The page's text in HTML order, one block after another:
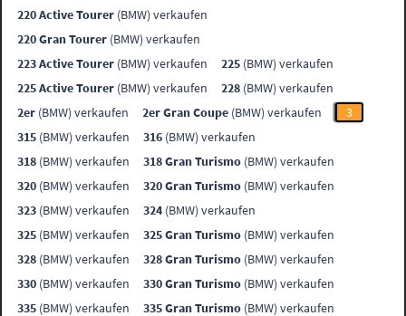
220 Active Tourer (BMW) verkaufen
220 Gran Tourer (BMW) verkaufen
223 Active Tourer (BMW) verkaufen 225 (BMW) verkaufen
225 Active Tourer (BMW) verkaufen 228 (BMW) verkaufen
2er (BMW) verkaufen 2er Gran Coupe (BMW) verkaufen
3
315 (BMW) verkaufen 316 (BMW) verkaufen
318 (BMW) verkaufen 318 Gran Turismo (BMW) verkaufen
320 (BMW) verkaufen 320 Gran Turismo (BMW) verkaufen
323 (BMW) verkaufen 324 (BMW) verkaufen
325 (BMW) verkaufen 325 Gran Turismo (BMW) verkaufen
328 (BMW) verkaufen 328 Gran Turismo (BMW) verkaufen
330 (BMW) verkaufen 330 Gran Turismo (BMW) verkaufen
335 (BMW) verkaufen 335 Gran Turismo (BMW) verkaufen